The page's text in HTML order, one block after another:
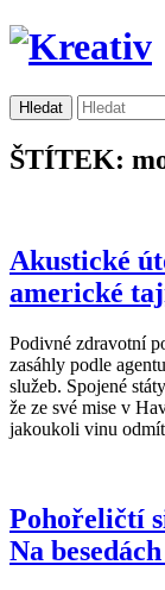
ŠTÍTEK:
Akustické
americké
Podivné zdravotní
zasáhly podle
služeb. Spojené
že ze své mise v
jakoukoli vinu
Pohořeličtí
Na